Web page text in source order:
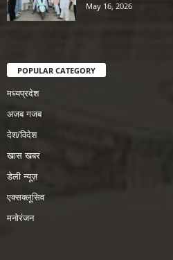
May 16, 2026
POPULAR CATEGORY
मध्यप्रदेश
अजब गजब
देश/विदेश
खास खबर
डेली न्यूज़
एक्सक्लूसिव
मनोरंजन